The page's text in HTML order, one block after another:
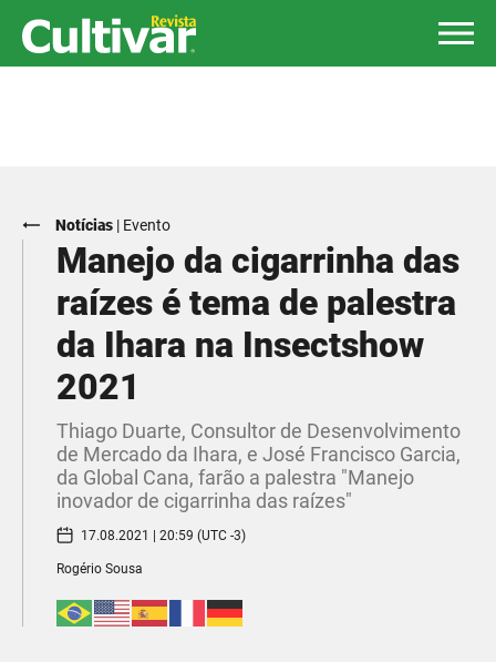
Notícias | Evento
Manejo da cigarrinha das
raízes é tema de palestra
da Ihara na Insectshow
2021
Thiago Duarte, Consultor de Desenvolvimento
de Mercado da Ihara, e José Francisco Garcia,
da Global Cana, farão a palestra "Manejo
inovador de cigarrinha das raízes"
17.08.2021 | 20:59 (UTC -3)
Rogério Sousa